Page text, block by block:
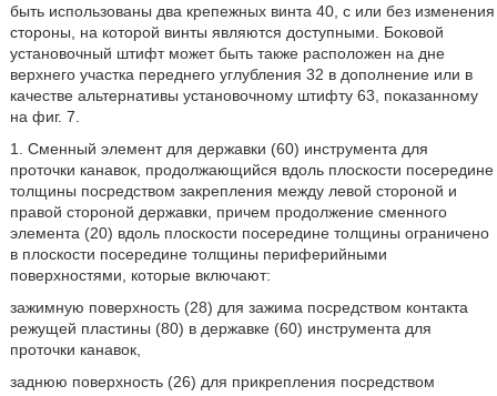
быть использованы два крепежных винта 40, с или без изменения
стороны, на которой винты являются доступными. Боковой
установочный штифт может быть также расположен на дне
верхнего участка переднего углубления 32 в дополнение или в
качестве альтернативы установочному штифту 63, показанному
на фиг. 7.
1. Сменный элемент для державки (60) инструмента для
проточки канавок, продолжающийся вдоль плоскости посередине
толщины посредством закрепления между левой стороной и
правой стороной державки, причем продолжение сменного
элемента (20) вдоль плоскости посередине толщины ограничено
в плоскости посередине толщины периферийными
поверхностями, которые включают:
зажимную поверхность (28) для зажима посредством контакта
режущей пластины (80) в державке (60) инструмента для
проточки канавок,
заднюю поверхность (26) для прикрепления посредством